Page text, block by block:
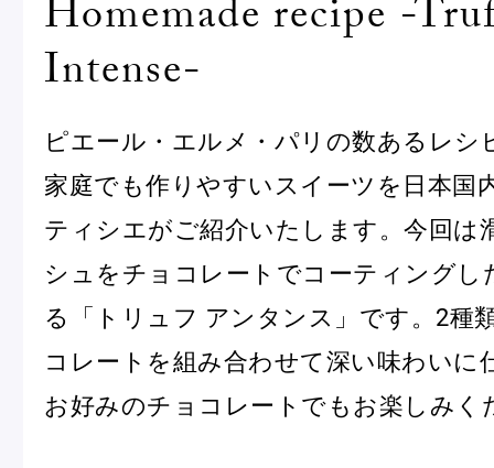
焼き菓子
Sablé et gateaux de
voyage
ク
紅茶 贈
アイス
Glaces
冷
Homemade recipe -
Intense-
ピエール・エルメ・パリの数あるレシ
家庭でも作りやすいスイーツを日本国
ティシエがご紹介いたします。今回は
シュをチョコレートでコーティングし
る「トリュフ アンタンス」です。2種
コレートを組み合わせて深い味わいに
お好みのチョコレートでもお楽しみく